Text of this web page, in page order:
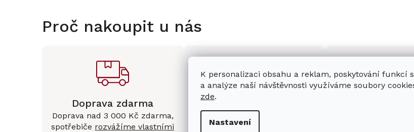
K personalizaci obsahu a reklam, poskytování funkcí
a analýze naší návštěvnosti využíváme soubory
zde.
Nastavení
Proč nakoupit u nás
Doprava zdarma
Doprava nad 3 000 Kč zdarma,
spotřebiče rozvážíme vlastními
Kamenná prodejna
showroom
Králové s možností jednoduše u
domácích